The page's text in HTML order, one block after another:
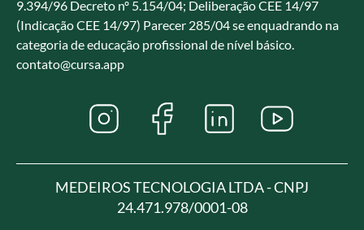
9.394/96 Decreto nº 5.154/04; Deliberação CEE 14/97
(Indicação CEE 14/97) Parecer 285/04 se enquadrando na
categoria de educação profissional de nível básico.
contato@cursa.app
MEDEIROS TECNOLOGIA LTDA - CNPJ
24.471.978/0001-08